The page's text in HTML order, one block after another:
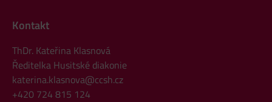
Kontakt
ThDr. Kateřina Klasnová
Ředitelka Husitské diakonie
katerina.klasnova@ccsh.cz
+420 724 815 124